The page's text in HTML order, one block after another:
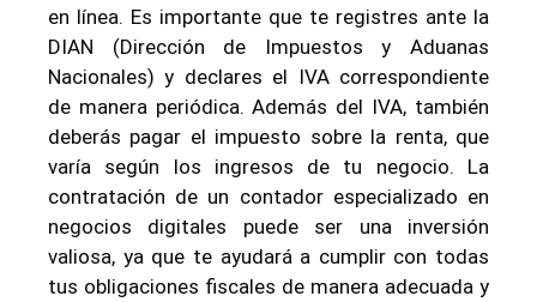
en línea. Es importante que te registres ante la
DIAN (Dirección de Impuestos y Aduanas
Nacionales) y declares el IVA correspondiente
de manera periódica. Además del IVA, también
deberás pagar el impuesto sobre la renta, que
varía según los ingresos de tu negocio. La
contratación de un contador especializado en
negocios digitales puede ser una inversión
valiosa, ya que te ayudará a cumplir con todas
tus obligaciones fiscales de manera adecuada y